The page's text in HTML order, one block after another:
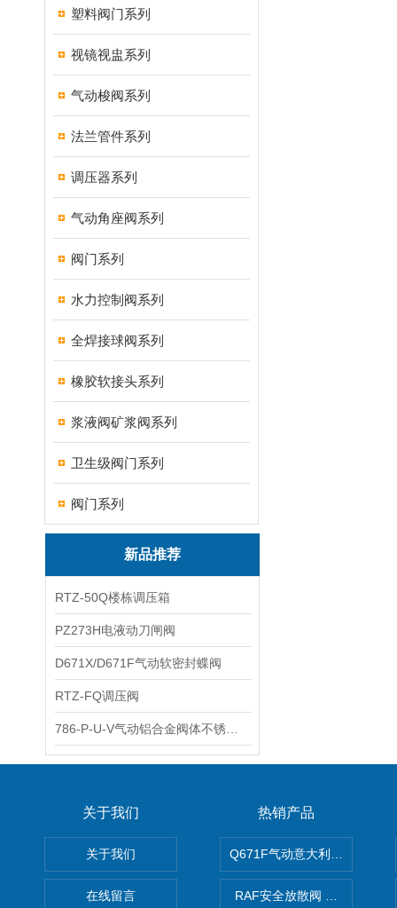
塑料阀门系列
视镜视盅系列
气动梭阀系列
法兰管件系列
调压器系列
气动角座阀系列
阀门系列
水力控制阀系列
全焊接球阀系列
橡胶软接头系列
浆液阀矿浆阀系列
卫生级阀门系列
阀门系列
新品推荐
RTZ-50Q楼栋调压箱
PZ273H电液动刀闸阀
D671X/D671F气动软密封蝶阀
RTZ-FQ调压阀
关于我们
关于我们
在线留言
热销产品
Q671F气动意大利式薄型球阀
RAF安全放散阀 阀生产